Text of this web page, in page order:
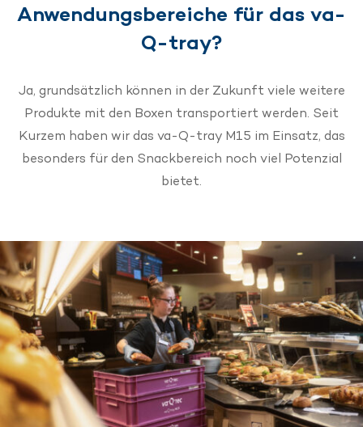
Anwendungsbereiche für das va-
Q-tray?
Ja, grundsätzlich können in der Zukunft viele weitere
Produkte mit den Boxen transportiert werden. Seit
Kurzem haben wir das va-Q-tray M15 im Einsatz, das
besonders für den Snackbereich noch viel Potenzial
bietet.